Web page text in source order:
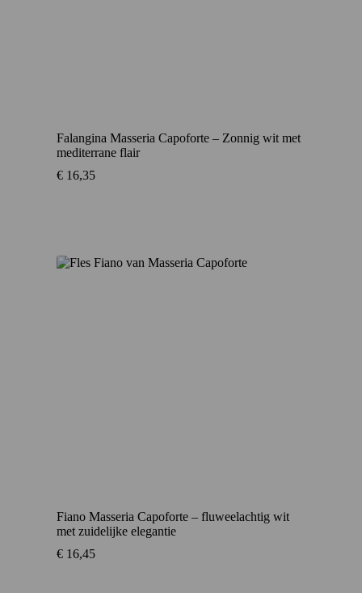
Falangina Masseria Capoforte – Zonnig wit met
mediterrane flair
€ 16,35
Fiano Masseria Capoforte – fluweelachtig wit
met zuidelijke elegantie
€ 16,45